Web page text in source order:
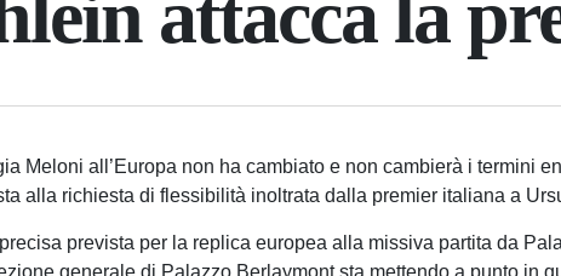
Meloni all’Europa non ha cambiato e non cambierà i termini
alla richiesta di flessibilità inoltrata dalla premier italiana a
prevista per la replica europea alla missiva partita da